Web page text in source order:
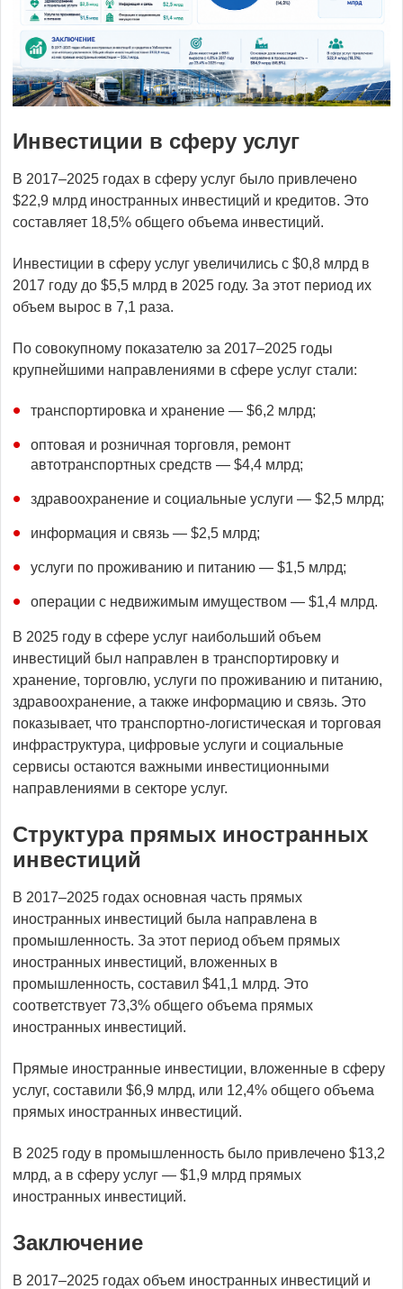
Инвестиции в сферу услуг
В 2017–2025 годах в сферу услуг было привлечено
$22,9 млрд иностранных инвестиций и кредитов. Это
составляет 18,5% общего объема инвестиций.
Инвестиции в сферу услуг увеличились с $0,8 млрд в
2017 году до $5,5 млрд в 2025 году. За этот период их
объем вырос в 7,1 раза.
По совокупному показателю за 2017–2025 годы
крупнейшими направлениями в сфере услуг стали:
транспортировка и хранение — $6,2 млрд;
оптовая и розничная торговля, ремонт
автотранспортных средств — $4,4 млрд;
здравоохранение и социальные услуги — $2,5 млрд;
информация и связь — $2,5 млрд;
услуги по проживанию и питанию — $1,5 млрд;
операции с недвижимым имуществом — $1,4 млрд.
В 2025 году в сфере услуг наибольший объем
инвестиций был направлен в транспортировку и
хранение, торговлю, услуги по проживанию и питанию,
здравоохранение, а также информацию и связь. Это
показывает, что транспортно-логистическая и торговая
инфраструктура, цифровые услуги и социальные
сервисы остаются важными инвестиционными
направлениями в секторе услуг.
Структура прямых иностранных
инвестиций
В 2017–2025 годах основная часть прямых
иностранных инвестиций была направлена в
промышленность. За этот период объем прямых
иностранных инвестиций, вложенных в
промышленность, составил $41,1 млрд. Это
соответствует 73,3% общего объема прямых
иностранных инвестиций.
Прямые иностранные инвестиции, вложенные в сферу
услуг, составили $6,9 млрд, или 12,4% общего объема
прямых иностранных инвестиций.
В 2025 году в промышленность было привлечено $13,2
млрд, а в сферу услуг — $1,9 млрд прямых
иностранных инвестиций.
Заключение
В 2017–2025 годах объем иностранных инвестиций и